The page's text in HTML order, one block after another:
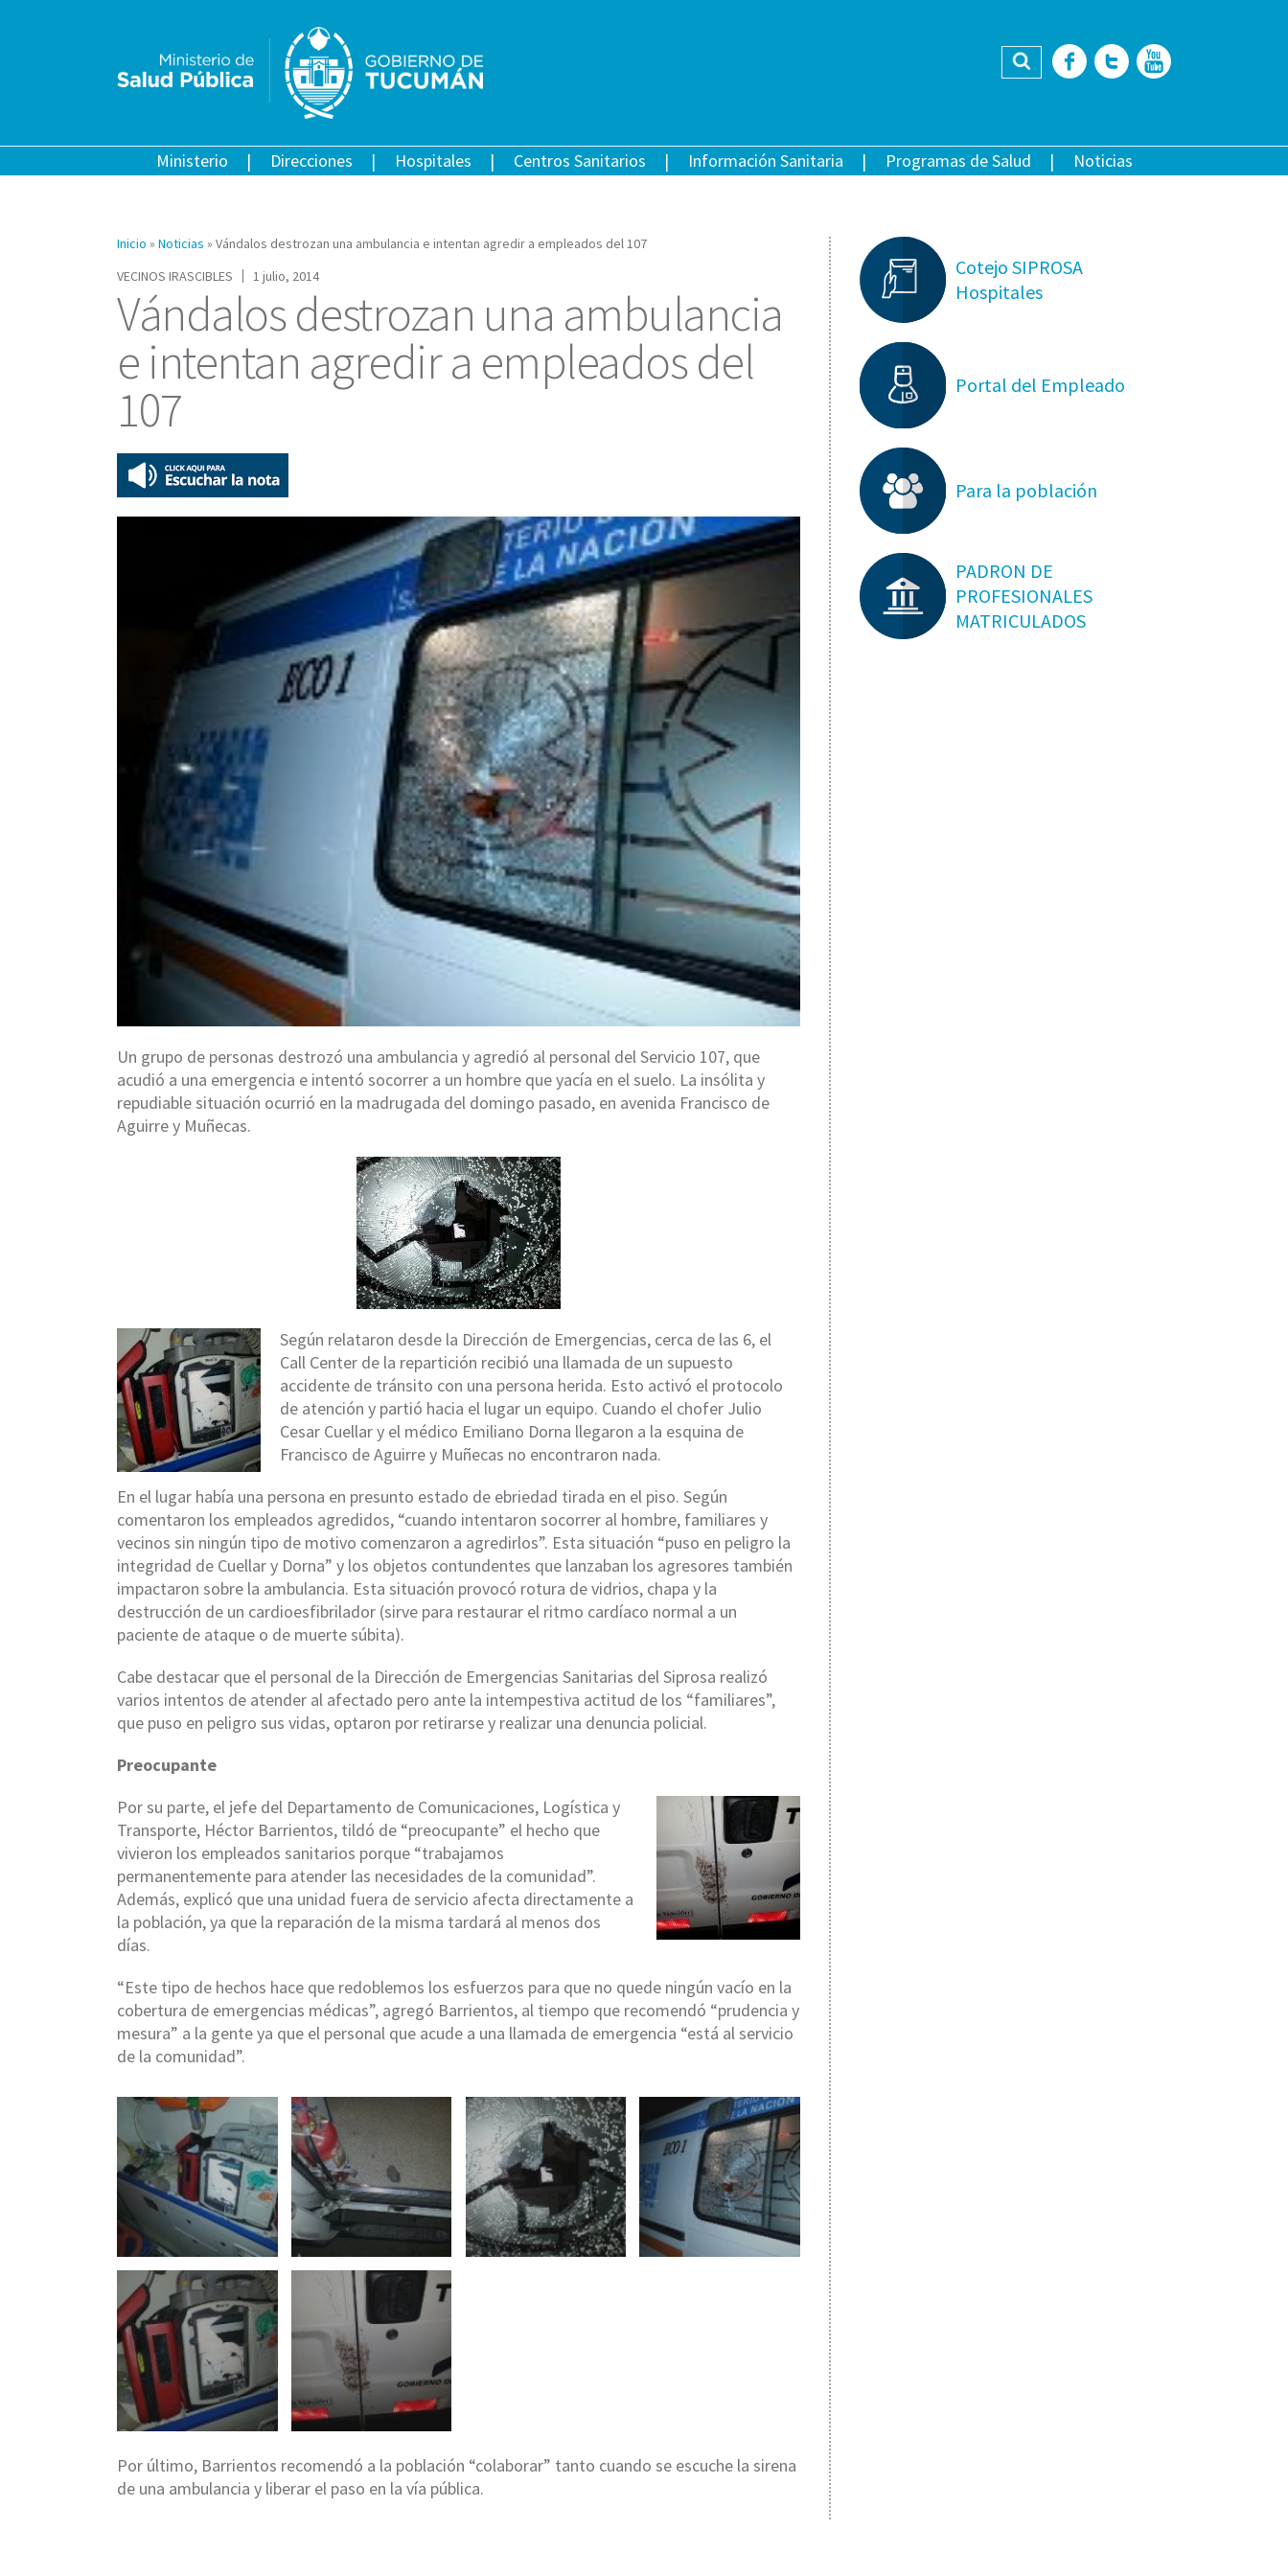
Buscar Facebook
Twitter
Ministerio Direcciones Hospitales Centros Sanitarios Información Sanitaria Programas de Salud Noticias
Inicio » Noticias » Vándalos destrozan una ambulancia e intentan agredir a empleados del 107
VECINOS IRASCIBLES
1 julio, 2014
Vándalos destrozan una ambulancia
e intentan agredir a empleados del
107
Un grupo de personas destrozó una ambulancia y agredió al personal del Servicio 107, que
acudió a una emergencia e intentó socorrer a un hombre que yacía en el suelo. La insólita y
repudiable situación ocurrió en la madrugada del domingo pasado, en avenida Francisco de
Aguirre y Muñecas.
Según relataron desde la Dirección de Emergencias, cerca de las 6, el
Call Center de la repartición recibió una llamada de un supuesto
accidente de tránsito con una persona herida. Esto activó el protocolo
de atención y partió hacia el lugar un equipo. Cuando el chofer Julio
Cesar Cuellar y el médico Emiliano Dorna llegaron a la esquina de
Francisco de Aguirre y Muñecas no encontraron nada.
En el lugar había una persona en presunto estado de ebriedad tirada en el piso. Según
comentaron los empleados agredidos, “cuando intentaron socorrer al hombre, familiares y
vecinos sin ningún tipo de motivo comenzaron a agredirlos”. Esta situación “puso en peligro la
integridad de Cuellar y Dorna” y los objetos contundentes que lanzaban los agresores también
impactaron sobre la ambulancia. Esta situación provocó rotura de vidrios, chapa y la
destrucción de un cardioesfibrilador (sirve para restaurar el ritmo cardíaco normal a un
paciente de ataque o de muerte súbita).
Cabe destacar que el personal de la Dirección de Emergencias Sanitarias del Siprosa realizó
varios intentos de atender al afectado pero ante la intempestiva actitud de los “familiares”,
que puso en peligro sus vidas, optaron por retirarse y realizar una denuncia policial.
Preocupante
Por su parte, el jefe del Departamento de Comunicaciones, Logística y
Transporte, Héctor Barrientos, tildó de “preocupante” el hecho que
vivieron los empleados sanitarios porque “trabajamos
permanentemente para atender las necesidades de la comunidad”.
Además, explicó que una unidad fuera de servicio afecta directamente a
la población, ya que la reparación de la misma tardará al menos dos
días.
“Este tipo de hechos hace que redoblemos los esfuerzos para que no quede ningún vacío en la
cobertura de emergencias médicas”, agregó Barrientos, al tiempo que recomendó “prudencia y
mesura” a la gente ya que el personal que acude a una llamada de emergencia “está al servicio
de la comunidad”.
Por último, Barrientos recomendó a la población “colaborar” tanto cuando se escuche la sirena
de una ambulancia y liberar el paso en la vía pública.
Cotejo SIPROSA
Hospitales
Portal del Empleado
Para la población
PADRON DE
PROFESIONALES
MATRICULADOS